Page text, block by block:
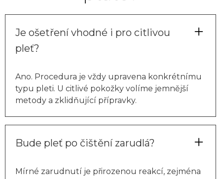
Je ošetření vhodné i pro citlivou
pleť?
Ano. Procedura je vždy upravena konkrétnímu
typu pleti. U citlivé pokožky volíme jemnější
metody a zklidňující přípravky.
Bude pleť po čištění zarudlá?
Mírné zarudnutí je přirozenou reakcí, zejména